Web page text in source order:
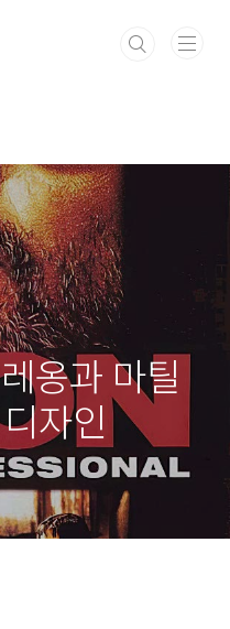
옹과 마틸
자인